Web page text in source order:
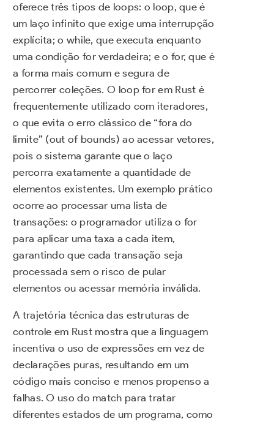
oferece três tipos de loops: o loop, que é
um laço infinito que exige uma interrupção
explícita; o while, que executa enquanto
uma condição for verdadeira; e o for, que é
a forma mais comum e segura de
percorrer coleções. O loop for em Rust é
frequentemente utilizado com iteradores,
o que evita o erro clássico de “fora do
limite” (out of bounds) ao acessar vetores,
pois o sistema garante que o laço
percorra exatamente a quantidade de
elementos existentes. Um exemplo prático
ocorre ao processar uma lista de
transações: o programador utiliza o for
para aplicar uma taxa a cada item,
garantindo que cada transação seja
processada sem o risco de pular
elementos ou acessar memória inválida.
A trajetória técnica das estruturas de
controle em Rust mostra que a linguagem
incentiva o uso de expressões em vez de
declarações puras, resultando em um
código mais conciso e menos propenso a
falhas. O uso do match para tratar
diferentes estados de um programa, como